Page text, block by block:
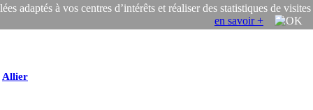
adaptés à vos centres d’intérêts et réaliser des statistiques de visites
en savoir +
Allier